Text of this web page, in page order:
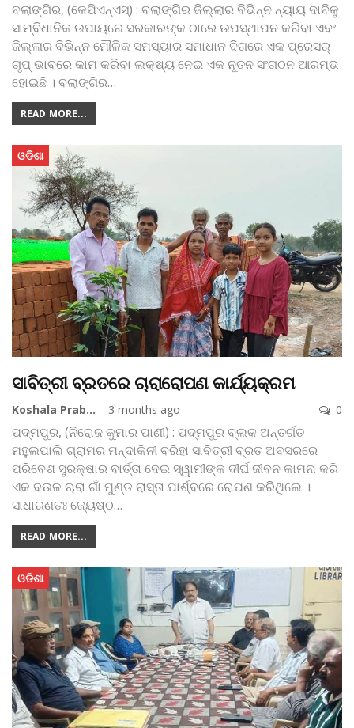
ବଲାଙ୍ଗିର, (କେପିଏନ୍‌ଏସ୍‌) : ବଲାଙ୍ଗିର ଜିଲ୍ଲାର ବିଭିନ୍ନ ନ୍ୟାୟ ଦାବିକୁ
ସାମ୍ବିଧାନିକ ଉପାୟରେ ସରକାରଙ୍କ ଠାରେ ଉପସ୍ଥାପନ କରିବା ଏବଂ
ଜିଲ୍ଲାର ବିଭିନ୍ନ ମୌଳିକ ସମସ୍ୟାର ସମାଧାନ ଦିଗରେ ଏକ ପ୍ରେସର୍
ଗୃପ୍ ଭାବରେ କାମ କରିବା ଲକ୍ଷ୍ୟ ନେଇ ଏକ ନୂତନ ସଂଗଠନ ଆରମ୍ଭ
ହୋଇଛି । ବଲାଙ୍ଗିର…
READ MORE...
ଓଡିଶା
ସାବିତ୍ରୀ ବ୍ରତରେ ଚାରାରୋପଣ କାର୍ଯ୍ୟକ୍ରମ
Koshala Prabaha 3 months ago 0
ପଦ୍ମପୁର, (ନିରୋଜ କୁମାର ପାଣୀ) : ପଦ୍ମପୁର ବ୍ଲକ ଅନ୍ତର୍ଗତ
ମହୁଲପାଲି ଗ୍ରାମର ମନ୍ଦାକିନୀ ବରିହା ସାବିତ୍ରୀ ବ୍ରତ ଅବସରରେ
ପରିବେଶ ସୁରକ୍ଷାର ବାର୍ତ୍ତା ଦେଇ ସ୍ୱାମୀଙ୍କ ଦୀର୍ଘ ଜୀବନ କାମନା କରି
ଏକ ବଉଳ ଚାରା ଗାଁ ମୁଣ୍ଡ ରାସ୍ତା ପାର୍ଶ୍ବରେ ରୋପଣ କରିଥିଲେ ।
ସାଧାରଣତଃ ଜ୍ୟେଷ୍ଠ…
READ MORE...
ଓଡିଶା